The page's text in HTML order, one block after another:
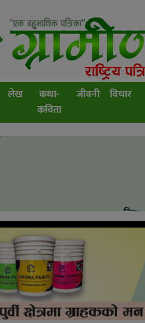
लेख
कथा-
कविता
जीवनी विचार